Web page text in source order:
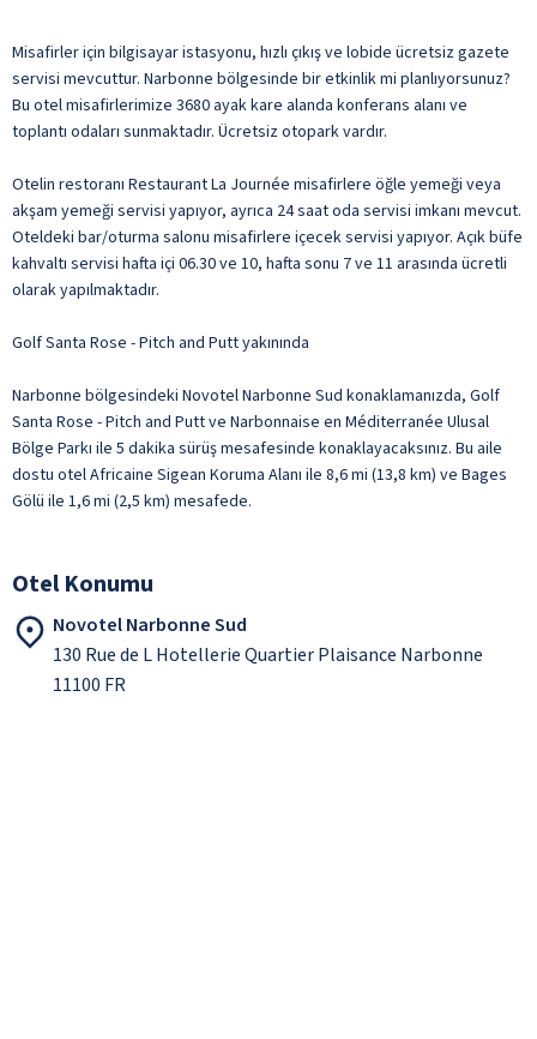
Misafirler için bilgisayar istasyonu, hızlı çıkış ve lobide ücretsiz gazete
servisi mevcuttur. Narbonne bölgesinde bir etkinlik mi planlıyorsunuz?
Bu otel misafirlerimize 3680 ayak kare alanda konferans alanı ve
toplantı odaları sunmaktadır. Ücretsiz otopark vardır.
Otelin restoranı Restaurant La Journée misafirlere öğle yemeği veya
akşam yemeği servisi yapıyor, ayrıca 24 saat oda servisi imkanı mevcut.
Oteldeki bar/oturma salonu misafirlere içecek servisi yapıyor. Açık büfe
kahvaltı servisi hafta içi 06.30 ve 10, hafta sonu 7 ve 11 arasında ücretli
olarak yapılmaktadır.
Golf Santa Rose - Pitch and Putt yakınında
Narbonne bölgesindeki Novotel Narbonne Sud konaklamanızda, Golf
Santa Rose - Pitch and Putt ve Narbonnaise en Méditerranée Ulusal
Bölge Parkı ile 5 dakika sürüş mesafesinde konaklayacaksınız. Bu aile
dostu otel Africaine Sigean Koruma Alanı ile 8,6 mi (13,8 km) ve Bages
Gölü ile 1,6 mi (2,5 km) mesafede.
Otel Konumu
Novotel Narbonne Sud
130 Rue de L Hotellerie Quartier Plaisance Narbonne
11100 FR